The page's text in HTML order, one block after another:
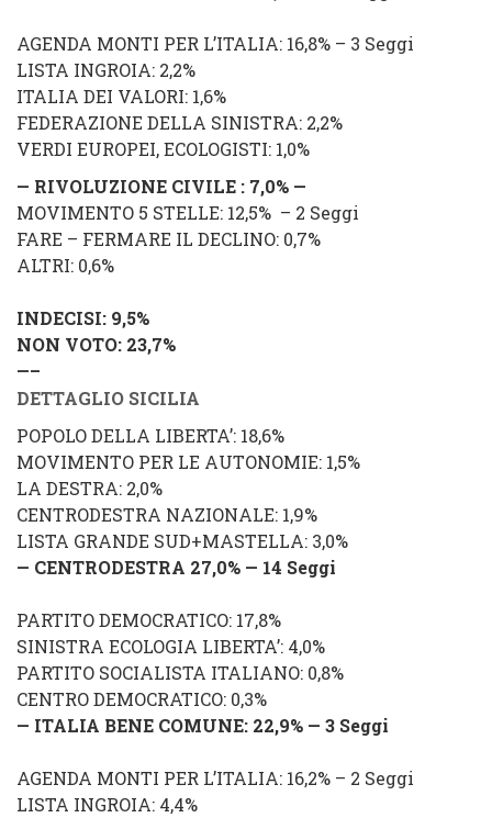
AGENDA MONTI PER L’ITALIA: 16,8% – 3 Seggi
LISTA INGROIA: 2,2%
ITALIA DEI VALORI: 1,6%
FEDERAZIONE DELLA SINISTRA: 2,2%
VERDI EUROPEI, ECOLOGISTI: 1,0%
— RIVOLUZIONE CIVILE : 7,0% —
MOVIMENTO 5 STELLE: 12,5% – 2 Seggi
FARE – FERMARE IL DECLINO: 0,7%
ALTRI: 0,6%
INDECISI: 9,5%
NON VOTO: 23,7%
—–
DETTAGLIO SICILIA
POPOLO DELLA LIBERTA’: 18,6%
MOVIMENTO PER LE AUTONOMIE: 1,5%
LA DESTRA: 2,0%
CENTRODESTRA NAZIONALE: 1,9%
LISTA GRANDE SUD+MASTELLA: 3,0%
— CENTRODESTRA 27,0% — 14 Seggi
PARTITO DEMOCRATICO: 17,8%
SINISTRA ECOLOGIA LIBERTA’: 4,0%
PARTITO SOCIALISTA ITALIANO: 0,8%
CENTRO DEMOCRATICO: 0,3%
— ITALIA BENE COMUNE: 22,9% — 3 Seggi
AGENDA MONTI PER L’ITALIA: 16,2% – 2 Seggi
LISTA INGROIA: 4,4%